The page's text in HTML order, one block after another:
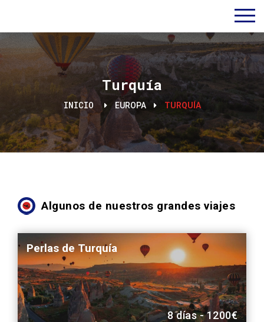
Turquía
INICIO EUROPA TURQUÍA
Algunos de nuestros grandes viajes
Perlas de Turquía
8 días - 1200€